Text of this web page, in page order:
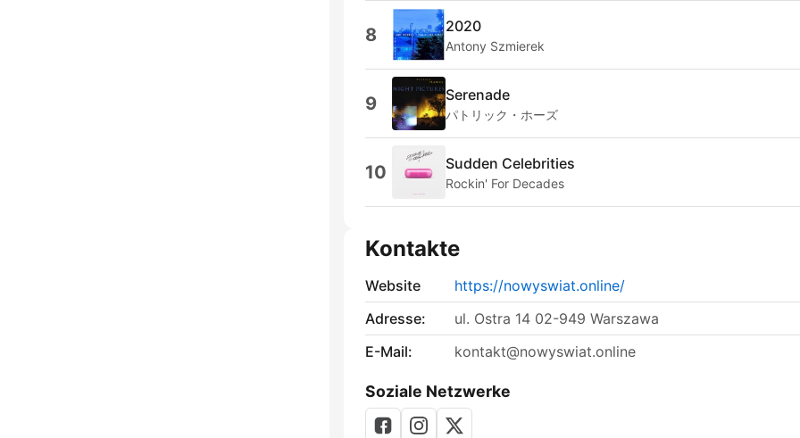
8 2020
Antony Szmierek
9 Serenade
パトリック・ホーズ
10 Sudden Celebrities
Rockin' For Decades
Kontakte
Website
https://nowyswiat.online/
Adresse:
ul. Ostra 14 02-949 Warszawa
E-Mail:
kontakt@nowyswiat.online
Soziale Netzwerke